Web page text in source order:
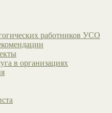
работников УСО
в организациях